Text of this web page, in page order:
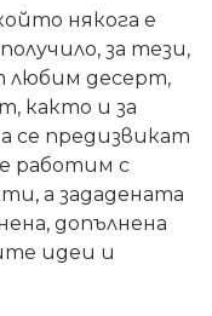
някога е
за тези,
любим десерт,
както и за
се предизвикат
работим с
а зададената
допълнена
идеи и